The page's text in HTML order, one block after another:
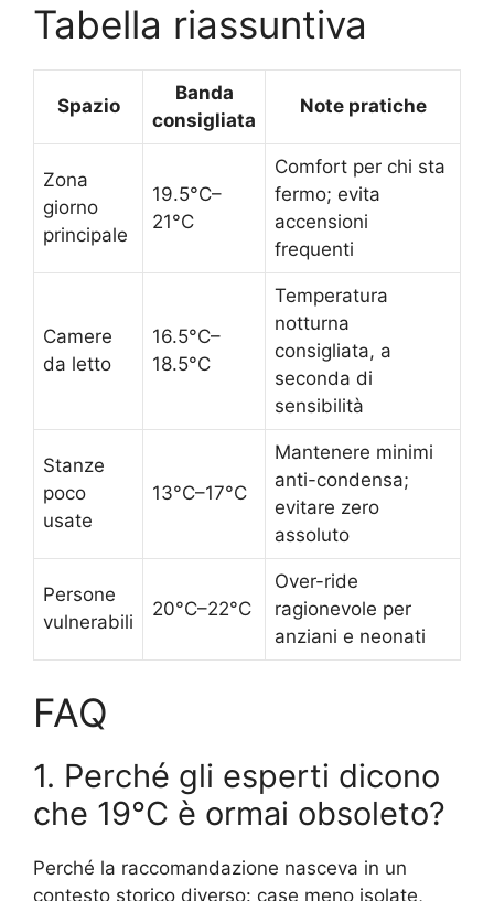
Tabella riassuntiva
Spazio
Banda
consigliata
Note pratiche
Zona
giorno
principale
19.5°C–
21°C
Comfort per chi sta
fermo; evita
accensioni
frequenti
Camere
da letto
16.5°C–
18.5°C
Temperatura
notturna
consigliata, a
seconda di
sensibilità
Stanze
poco
usate
13°C–17°C
Mantenere minimi
anti-condensa;
evitare zero
assoluto
Persone
vulnerabili
20°C–22°C
Over-ride
ragionevole per
anziani e neonati
FAQ
1. Perché gli esperti dicono
che 19°C è ormai obsoleto?
Perché la raccomandazione nasceva in un
contesto storico diverso: case meno isolate,